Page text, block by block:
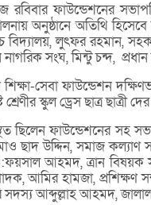
ফাউন্ডেশনের
অনুষ্ঠানে অতিথি
লুৎফর রহমান,
সংঘ, মিন্টু চন্দ,
সেবা ফাউন্ডেশন
শ্রেণীর স্কুল ড্রেস ছাত্র ছাত্রী
ছিলেন ফাউন্ডেশনের সহ
ছাদ উদ্দিন, সমাজ কল্যাণ
আহমদ, ত্রান বিষয়ক
আমির হামজা,
সদস্য আব্দুল্লাহ আহমদ,